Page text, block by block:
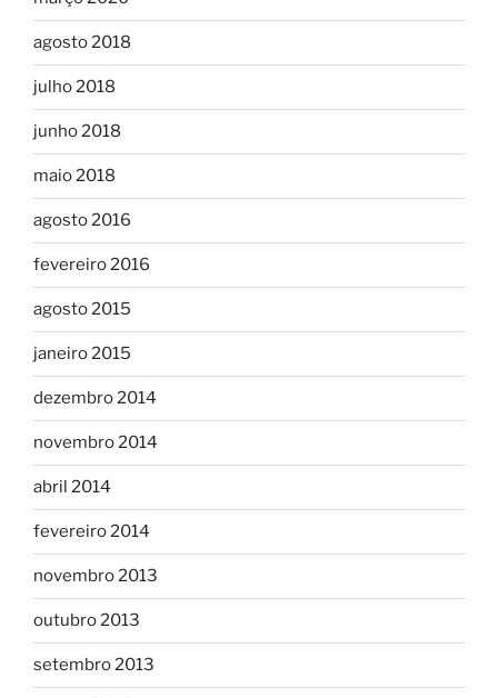
agosto 2018
julho 2018
junho 2018
maio 2018
agosto 2016
fevereiro 2016
agosto 2015
janeiro 2015
dezembro 2014
novembro 2014
abril 2014
fevereiro 2014
novembro 2013
outubro 2013
setembro 2013